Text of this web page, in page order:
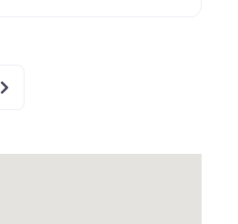
Older posts